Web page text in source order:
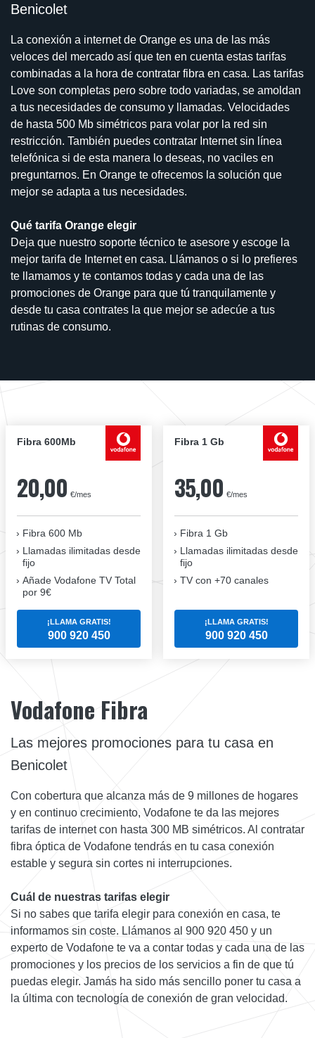
Benicolet
La conexión a internet de Orange es una de las más
veloces del mercado así que ten en cuenta estas tarifas
combinadas a la hora de contratar fibra en casa. Las tarifas
Love son completas pero sobre todo variadas, se amoldan
a tus necesidades de consumo y llamadas. Velocidades
de hasta 500 Mb simétricos para volar por la red sin
restricción. También puedes contratar Internet sin línea
telefónica si de esta manera lo deseas, no vaciles en
preguntarnos. En Orange te ofrecemos la solución que
mejor se adapta a tus necesidades.
Qué tarifa Orange elegir
Deja que nuestro soporte técnico te asesore y escoge la
mejor tarifa de Internet en casa. Llámanos o si lo prefieres
te llamamos y te contamos todas y cada una de las
promociones de Orange para que tú tranquilamente y
desde tu casa contrates la que mejor se adecúe a tus
rutinas de consumo.
Fibra 600Mb
20,00 €/mes
Fibra 600 Mb
Llamadas ilimitadas desde
fijo
Añade Vodafone TV Total
por 9€
¡LLAMA GRATIS!
900 920 450
Fibra 1 Gb
35,00 €/mes
Fibra 1 Gb
Llamadas ilimitadas desde
fijo
TV con +70 canales
¡LLAMA GRATIS!
900 920 450
Vodafone Fibra
Las mejores promociones para tu casa en
Benicolet
Con cobertura que alcanza más de 9 millones de hogares
y en continuo crecimiento, Vodafone te da las mejores
tarifas de internet con hasta 300 MB simétricos. Al contratar
fibra óptica de Vodafone tendrás en tu casa conexión
estable y segura sin cortes ni interrupciones.
Cuál de nuestras tarifas elegir
Si no sabes que tarifa elegir para conexión en casa, te
informamos sin coste. Llámanos al 900 920 450 y un
experto de Vodafone te va a contar todas y cada una de las
promociones y los precios de los servicios a fin de que tú
puedas elegir. Jamás ha sido más sencillo poner tu casa a
la última con tecnología de conexión de gran velocidad.